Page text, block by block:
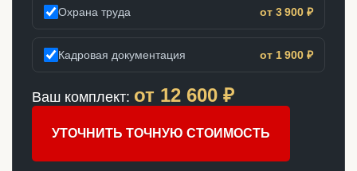
Охрана труда от 3 900 ₽
Кадровая документация от 1 900 ₽
Ваш комплект: от 12 600 ₽
УТОЧНИТЬ ТОЧНУЮ СТОИМОСТЬ